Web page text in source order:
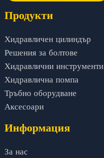
Продукти
Хидравличен цилиндър
Решения за болтове
Хидравлични инструменти
Хидравлична помпа
Тръбно оборудване
Аксесоари
Информация
За нас